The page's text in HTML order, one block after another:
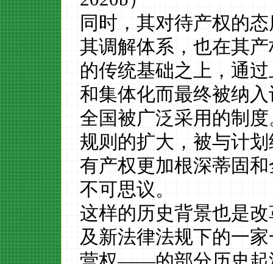
同时，其对待产权的
其调解体系，也在其
的传统基础之上，通过
和集体化而最终被纳
全国被广泛采用的制
规则的扩大，被与计
有产权更加根深蒂固
不可思议。
这样的历史背景也是
及新法律法规下的一